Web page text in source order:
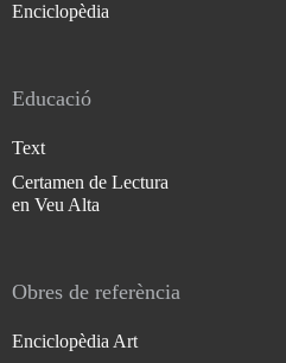
Enciclopèdia
Educació
Text
Certamen de Lectura
en Veu Alta
Obres de referència
Enciclopèdia Art